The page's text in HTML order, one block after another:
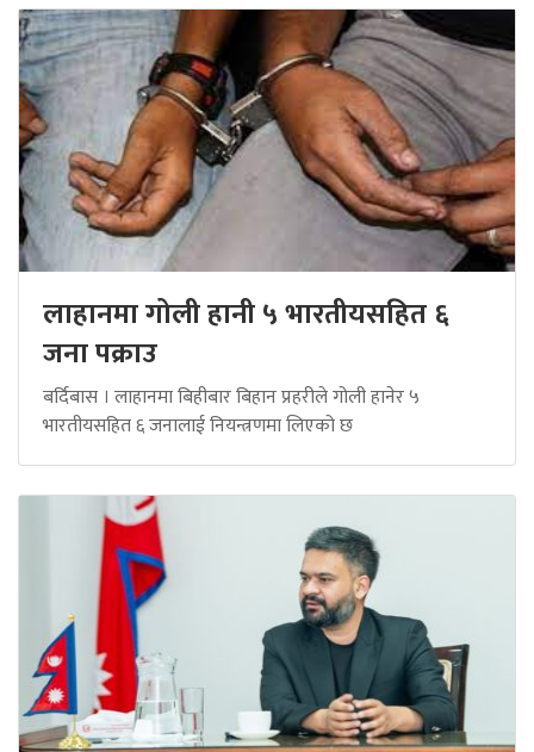
लाहानमा गोली हानी ५ भारतीयसहित ६
जना पक्राउ
बर्दिबास । लाहानमा बिहीबार बिहान प्रहरीले गोली हानेर ५
भारतीयसहित ६ जनालाई नियन्त्रणमा लिएको छ